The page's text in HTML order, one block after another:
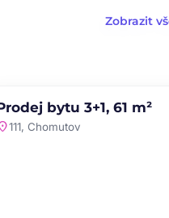
Zobrazit
NOVINKA
bytu 3+1, 61 m²
111, Chomutov